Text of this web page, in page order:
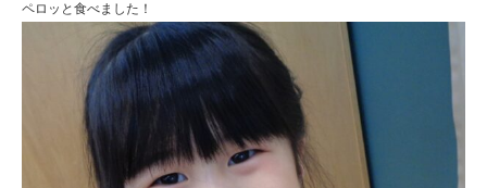
ペロッと食べました！